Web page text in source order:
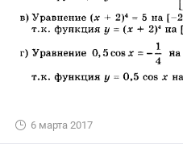
6 марта 2017